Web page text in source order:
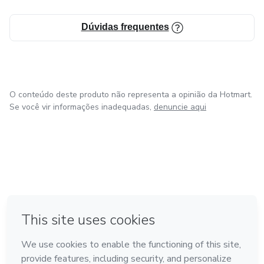
Talvez precise apenas caminhar… enquanto Ele te
transforma.
Dúvidas frequentes
O conteúdo deste produto não representa a opinião da Hotmart.
Se você vir informações inadequadas, denuncie aqui
Feito com ❤ em Bogotá